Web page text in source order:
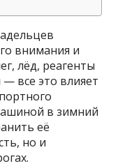
внимания и
лёд, реагенты
все это влияет
в зимний
её
но и